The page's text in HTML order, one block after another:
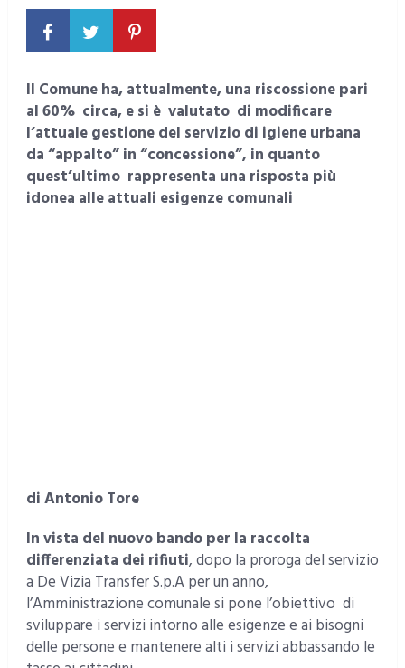
Il Comune ha, attualmente, una riscossione pari
al 60% circa, e si è valutato di modificare
l’attuale gestione del servizio di igiene urbana
da “appalto” in “concessione”, in quanto
quest’ultimo rappresenta una risposta più
idonea alle attuali esigenze comunali
di Antonio Tore
In vista del nuovo bando per la raccolta
differenziata dei rifiuti, dopo la proroga del servizio
a De Vizia Transfer S.p.A per un anno,
l’Amministrazione comunale si pone l’obiettivo di
sviluppare i servizi intorno alle esigenze e ai bisogni
delle persone e mantenere alti i servizi abbassando le